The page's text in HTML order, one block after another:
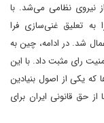
نیروی نظامی می‌شد. با
تعلیق غنی‌سازی فرا
شد. در ادامه، چین به
۱۸۰۳، ۱۷۴۷ و ۱۹۲۹ شورای امنیت رای مثبت داد. با این
یکی از اصول بنیادین
حق قانونی ایران برای